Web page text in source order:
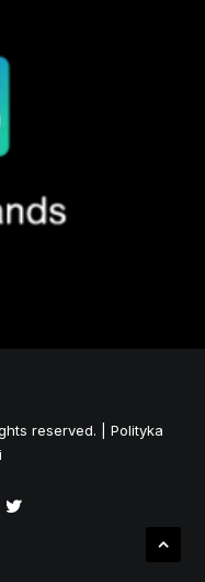
reserved. | Polityka